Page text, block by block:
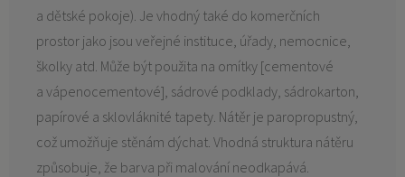
a dětské pokoje). Je vhodný také do komerčních
prostor jako jsou veřejné instituce, úřady, nemocnice,
školky atd. Může být použita na omítky [cementové
a vápenocementové], sádrové podklady, sádrokarton,
papírové a sklovláknité tapety. Nátěr je paropropustný,
což umožňuje stěnám dýchat. Vhodná struktura nátěru
způsobuje, že barva při malování neodkapává.